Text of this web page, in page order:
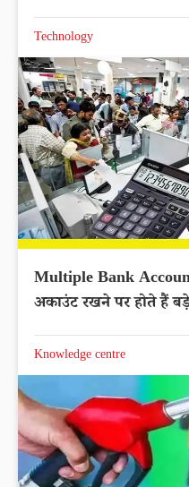
Technology
Multiple Bank
अकाउंट रखने पर होते हैं
Knowledge centre